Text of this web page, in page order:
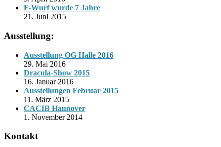
F-Wurf wurde 7 Jahre
21. Juni 2015
Ausstellung:
Ausstellung OG Halle 2016
29. Mai 2016
Dracula-Show 2015
16. Januar 2016
Ausstellungen Februar 2015
11. März 2015
CACIB Hannover
1. November 2014
Kontakt